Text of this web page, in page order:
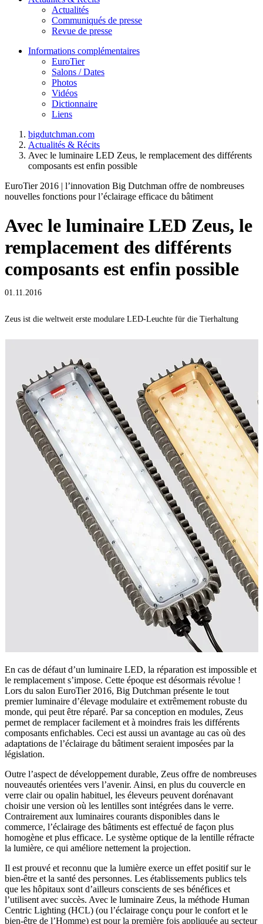
Actualités
Communiqués de presse
Revue de presse
Informations complémentaires
EuroTier
Salons / Dates
Photos
Vidéos
Dictionnaire
Liens
bigdutchman.com
Actualités & Récits
Avec le luminaire LED Zeus, le remplacement des différents
composants est enfin possible
EuroTier 2016 | l’innovation Big Dutchman offre de nombreuses
nouvelles fonctions pour l’éclairage efficace du bâtiment
Avec le luminaire LED Zeus, le
remplacement des différents
composants est enfin possible
01.11.2016
Zeus ist die weltweit erste modulare LED-Leuchte für die Tierhaltung
En cas de défaut d’un luminaire LED, la réparation est impossible et
le remplacement s’impose. Cette époque est désormais révolue !
Lors du salon EuroTier 2016, Big Dutchman présente le tout
premier luminaire d’élevage modulaire et extrêmement robuste du
monde, qui peut être réparé. Par sa conception en modules, Zeus
permet de remplacer facilement et à moindres frais les différents
composants enfichables. Ceci est aussi un avantage au cas où des
adaptations de l’éclairage du bâtiment seraient imposées par la
législation.
Outre l’aspect de développement durable, Zeus offre de nombreuses
nouveautés orientées vers l’avenir. Ainsi, en plus du couvercle en
verre clair ou opalin habituel, les éleveurs peuvent dorénavant
choisir une version où les lentilles sont intégrées dans le verre.
Contrairement aux luminaires courants disponibles dans le
commerce, l’éclairage des bâtiments est effectué de façon plus
homogène et plus efficace. Le système optique de la lentille réfracte
la lumière, ce qui améliore nettement la projection.
Il est prouvé et reconnu que la lumière exerce un effet positif sur le
bien-être et la santé des personnes. Les établissements publics tels
que les hôpitaux sont d’ailleurs conscients de ses bénéfices et
l’utilisent avec succès. Avec le luminaire Zeus, la méthode Human
Centric Lighting (HCL) (ou l’éclairage conçu pour le confort et le
bien-être de l’Homme) est pour la première fois appliquée au secteur